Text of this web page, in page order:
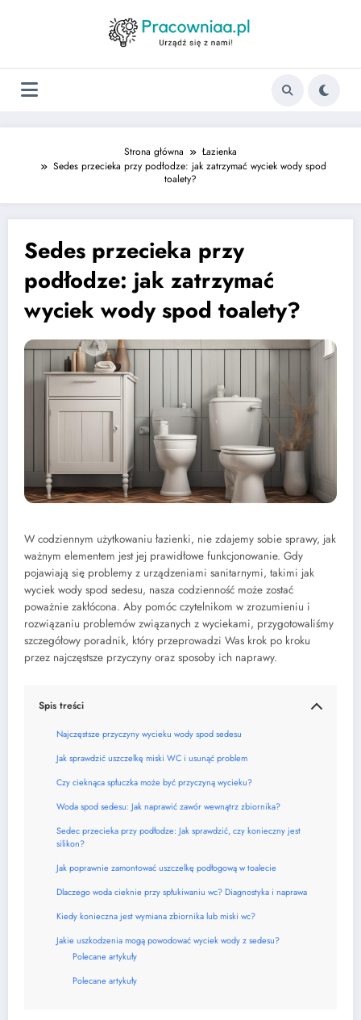
Strona główna
Łazienka
Sedes przecieka przy podłodze: jak zatrzymać wyciek wody spod
toalety?
Sedes przecieka przy
podłodze: jak zatrzymać
wyciek wody spod toalety?
W codziennym użytkowaniu łazienki, nie zdajemy sobie sprawy, jak
ważnym elementem jest jej prawidłowe funkcjonowanie. Gdy
pojawiają się problemy z urządzeniami sanitarnymi, takimi jak
wyciek wody spod sedesu, nasza codzienność może zostać
poważnie zakłócona. Aby pomóc czytelnikom w zrozumieniu i
rozwiązaniu problemów związanych z wyciekami, przygotowaliśmy
szczegółowy poradnik, który przeprowadzi Was krok po kroku
przez najczęstsze przyczyny oraz sposoby ich naprawy.
Spis treści
Najczęstsze przyczyny wycieku wody spod sedesu
Jak sprawdzić uszczelkę miski WC i usunąć problem
Czy cieknąca spłuczka może być przyczyną wycieku?
Woda spod sedesu: Jak naprawić zawór wewnątrz zbiornika?
Sedec przecieka przy podłodze: Jak sprawdzić, czy konieczny jest
silikon?
Jak poprawnie zamontować uszczelkę podłogową w toalecie
Dlaczego woda cieknie przy spłukiwaniu wc? Diagnostyka i naprawa
Kiedy konieczna jest wymiana zbiornika lub miski wc?
Jakie uszkodzenia mogą powodować wyciek wody z sedesu?
Polecane artykuły
Polecane artykuły